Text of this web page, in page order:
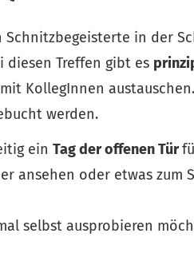
in der
diesen Treffen gibt es
KollegInnen
werden.
ein Tag der offenen Tür
ansehen oder etwas zum
selbst ausprobieren